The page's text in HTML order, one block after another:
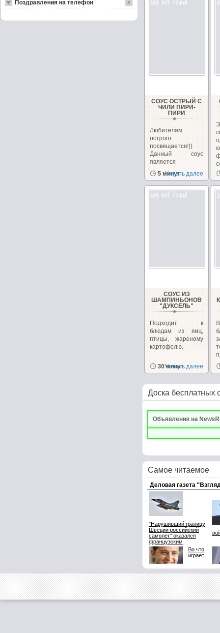
СОУС ОСТРЫЙ С
ЧИЛИ ПИРИ-
ПИРИ
Любителям
острого
посвящается!))
Данный соус
является
кулинарным...
5 минут
Читать далее
СОУС ИЗ
ШАМПИНЬОНОВ
"ДУКСЕЛЬ"
Подходит к
блюдам из яиц,
птицы, жареному
картофелю.
30 минут
Читать далее
Доска бесплатных
Объявления на
Самое читаемое
Поздравления на телефон